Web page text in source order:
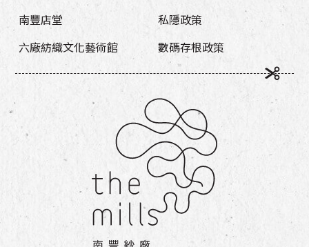
南豐店堂
六廠紡織文化藝術館
私隱政策
數碼存根政策